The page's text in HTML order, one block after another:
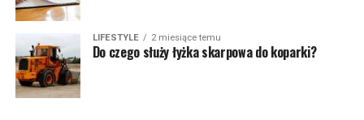
LIFESTYLE 2 miesiące temu
Do czego służy łyżka skarpowa do koparki?